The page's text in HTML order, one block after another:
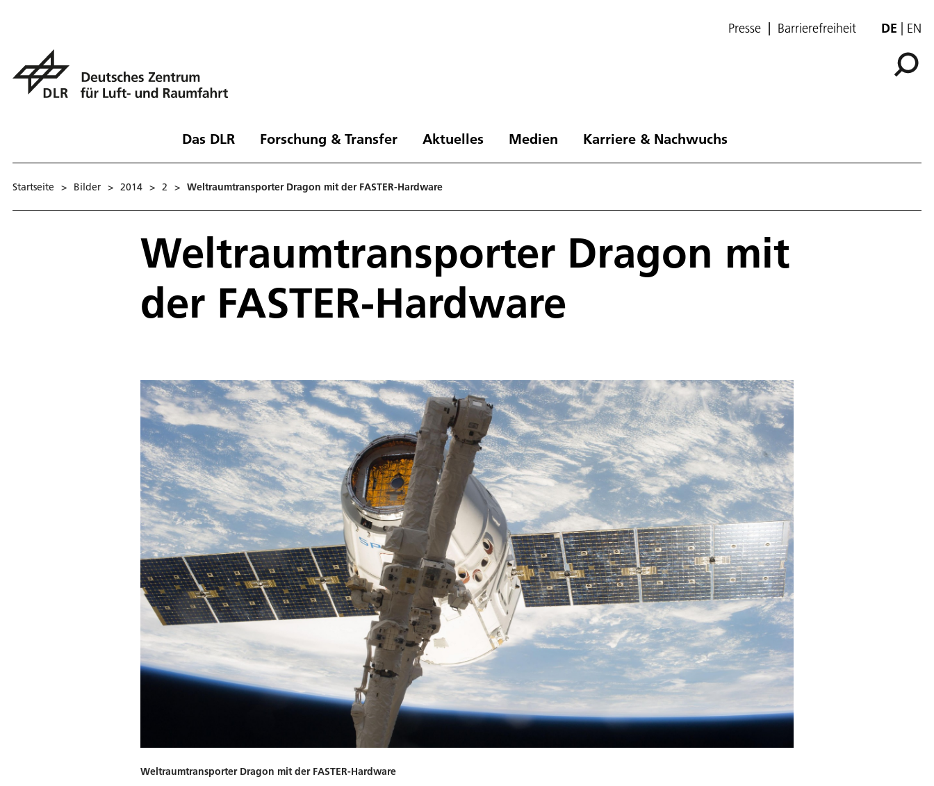
Presse Barrierefreiheit DE EN
Das DLR Forschung & Transfer Aktuelles Medien Karriere & Nachwuchs
Startseite > Bilder > 2014 > 2 > Weltraumtransporter Dragon mit der FASTER-Hardware
Weltraumtransporter Dragon mit
der FASTER-Hardware
Weltraumtransporter Dragon mit der FASTER-Hardware